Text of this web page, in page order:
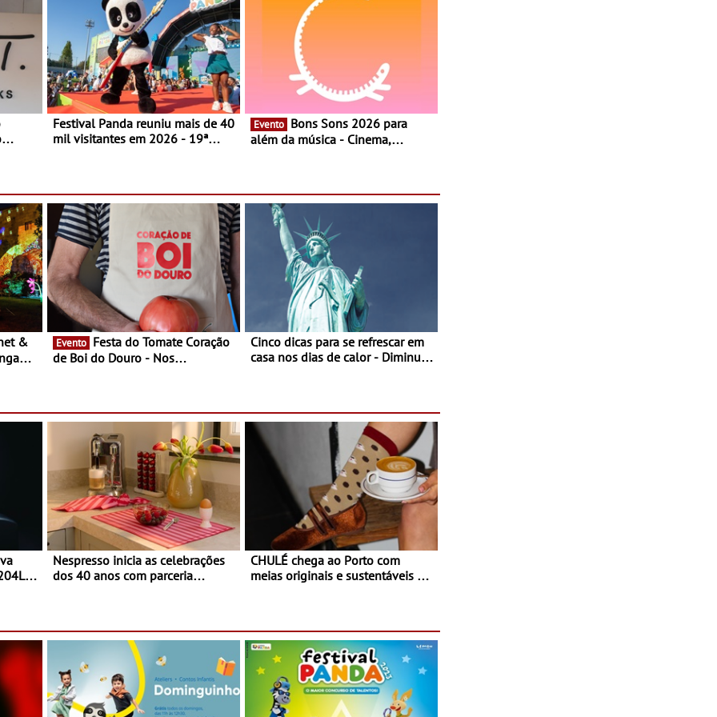
Festival Panda reuniu mais de 40
mil visitantes em 2026 - 19ª
festa em Oeiras e na Maia
Evento
além da música - Cinema,
Evento
de Boi do Douro - Nos
Cinco dicas para se refrescar em
casa nos dias de calor - Diminuir
Nespresso inicia as celebrações
dos 40 anos com parceria
Torres Novas
CHULÉ chega ao Porto com
meias originais e sustentáveis - A